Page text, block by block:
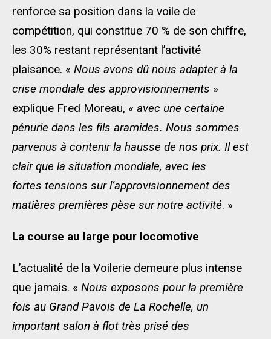
renforce sa position dans la voile de
compétition, qui constitue 70 % de son chiffre,
les 30% restant représentant l’activité
plaisance. « Nous avons dû nous adapter à la
crise mondiale des approvisionnements »
explique Fred Moreau, « avec une certaine
pénurie dans les fils aramides. Nous sommes
parvenus à contenir la hausse de nos prix. Il est
clair que la situation mondiale, avec les
fortes tensions sur l’approvisionnement des
matières premières pèse sur notre activité. »
La course au large pour locomotive
L’actualité de la Voilerie demeure plus intense
que jamais. « Nous exposons pour la première
fois au Grand Pavois de La Rochelle, un
important salon à flot très prisé des